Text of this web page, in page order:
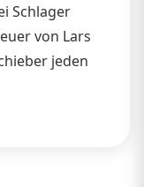
Schlager
von Lars
jeden